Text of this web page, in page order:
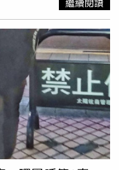
者，並將商品資訊登錄於
品登錄平台系統供民眾
。
糖糖果紙上的小花朵元
髦周邊，相信會吸引不
萃紅茶」萃取來自斯里
）、「濾泡咖啡」。
提供）在全新推出
的「哥斯大黎加 莫札
蜜處理屬雙重發酵技
其在-40度環境下以48
咖啡原始風味、還原現
輕鬆喝；另外還有
兩款濾泡式咖啡，分別